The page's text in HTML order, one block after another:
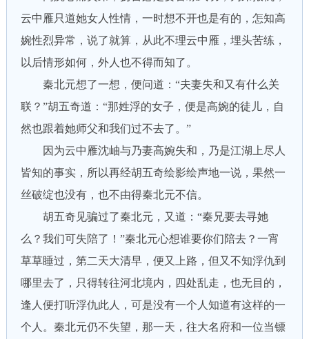
云中雁只道她女人性情，一时想不开也是有的，怎知高
婉性烈异常，说了就算，从此不理云中雁，埋头苦练，
以后情形如何，外人也不得而知了。
秦北元想了一想，便问道：“夫妻失和又有什么关
联？”胡五奇道：“那姓浮的女子，便是高婉的徒儿，自
然也跟着她师父和我们过不去了。”
因为云中雁沈岫与乃妻高婉失和，乃是江湖上尽人
皆知的事实，所以再经胡五奇绘影绘声地一说，果然一
丝破绽也没有，也不由得秦北元不信。
胡五奇见骗过了秦北元，又道：“秦兄要去寻她
么？我们可失陪了！”秦北元心想谁要你们陪去？一宵
草草睡过，第二天大清早，便又上路，但又不知浮仇到
哪里去了，只得转往河北境内，四处乱走，也无目的，
逢人便打听浮仇此人，可是没有一个人知道有这样的一
个人。秦北元仍不失望，那一天，往大名府和一位当镖